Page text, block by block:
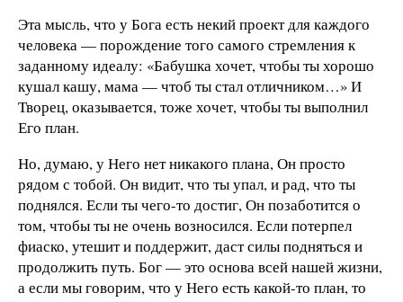
Эта мысль, что у Бога есть некий проект для каждого
человека — порождение того самого стремления к
заданному идеалу: «Бабушка хочет, чтобы ты хорошо
кушал кашу, мама — чтоб ты стал отличником…» И
Творец, оказывается, тоже хочет, чтобы ты выполнил
Его план.
Но, думаю, у Него нет никакого плана, Он просто
рядом с тобой. Он видит, что ты упал, и рад, что ты
поднялся. Если ты чего-то достиг, Он позаботится о
том, чтобы ты не очень возносился. Если потерпел
фиаско, утешит и поддержит, даст силы подняться и
продолжить путь. Бог — это основа всей нашей жизни,
а если мы говорим, что у Него есть какой-то план, то